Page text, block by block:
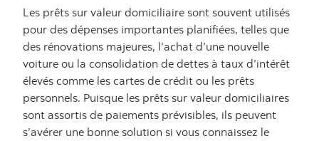
Les prêts sur valeur domiciliaire sont souvent utilisés
pour des dépenses importantes planifiées, telles que
des rénovations majeures, l’achat d’une nouvelle
voiture ou la consolidation de dettes à taux d’intérêt
élevés comme les cartes de crédit ou les prêts
personnels. Puisque les prêts sur valeur domiciliaires
sont assortis de paiements prévisibles, ils peuvent
s’avérer une bonne solution si vous connaissez le